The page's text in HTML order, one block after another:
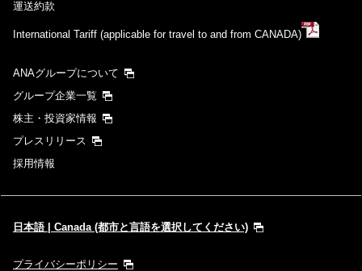
運送約款
International Tariff (applicable for travel to and from CANADA)
ANAグループについて
グループ企業一覧
株主・投資家情報
プレスリリース
採用情報
日本語 | Canada (都市と言語を選択してください)
プライバシーポリシー